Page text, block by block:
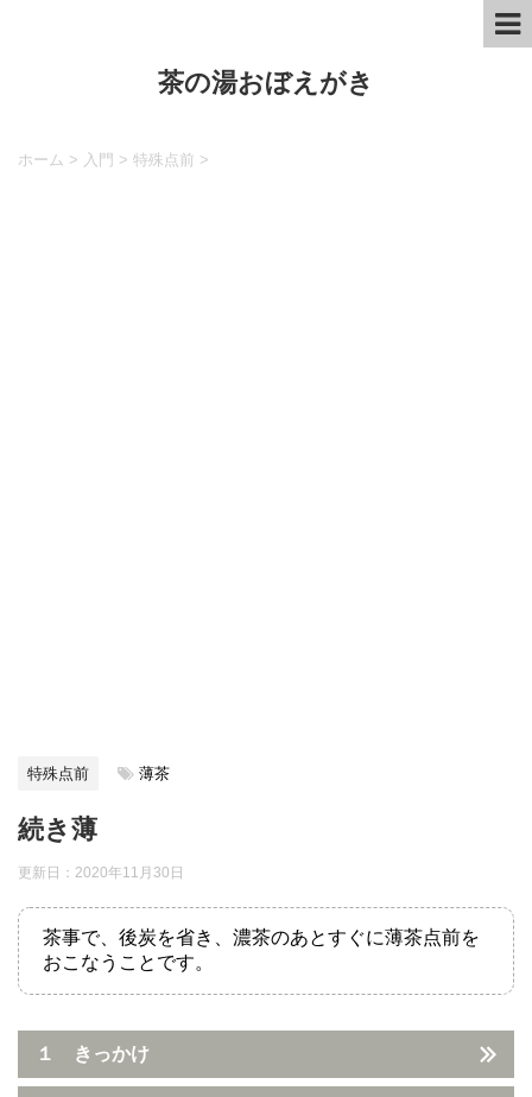
茶の湯おぼえがき
ホーム > 入門 > 特殊点前 >
特殊点前 薄茶
続き薄
更新日： 2020年11月30日
茶事で、後炭を省き、濃茶のあとすぐに薄茶点前を
おこなうことです。
１ きっかけ